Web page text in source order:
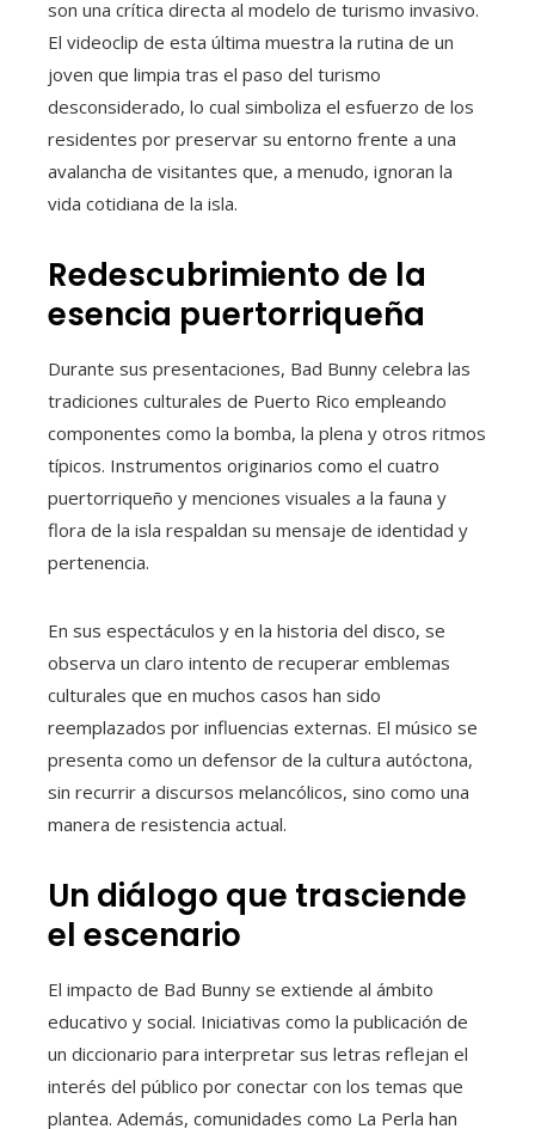
son una crítica directa al modelo de turismo invasivo.
El videoclip de esta última muestra la rutina de un
joven que limpia tras el paso del turismo
desconsiderado, lo cual simboliza el esfuerzo de los
residentes por preservar su entorno frente a una
avalancha de visitantes que, a menudo, ignoran la
vida cotidiana de la isla.
Redescubrimiento de la
esencia puertorriqueña
Durante sus presentaciones, Bad Bunny celebra las
tradiciones culturales de Puerto Rico empleando
componentes como la bomba, la plena y otros ritmos
típicos. Instrumentos originarios como el cuatro
puertorriqueño y menciones visuales a la fauna y
flora de la isla respaldan su mensaje de identidad y
pertenencia.
En sus espectáculos y en la historia del disco, se
observa un claro intento de recuperar emblemas
culturales que en muchos casos han sido
reemplazados por influencias externas. El músico se
presenta como un defensor de la cultura autóctona,
sin recurrir a discursos melancólicos, sino como una
manera de resistencia actual.
Un diálogo que trasciende
el escenario
El impacto de Bad Bunny se extiende al ámbito
educativo y social. Iniciativas como la publicación de
un diccionario para interpretar sus letras reflejan el
interés del público por conectar con los temas que
plantea. Además, comunidades como La Perla han